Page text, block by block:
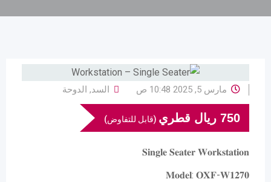
مارس 5, 2025 10:48 ص السد, الدوحة
750 ريال قطري (قابل للتفاوض)
𝐒𝐢𝐧𝐠𝐥𝐞 𝐒𝐞𝐚𝐭𝐞𝐫 𝐖𝐨𝐫𝐤𝐬𝐭𝐚𝐭𝐢𝐨𝐧
𝐌𝐨𝐝𝐞𝐥: 𝐎𝐗𝐅-𝐖𝟏𝟐𝟕𝟎